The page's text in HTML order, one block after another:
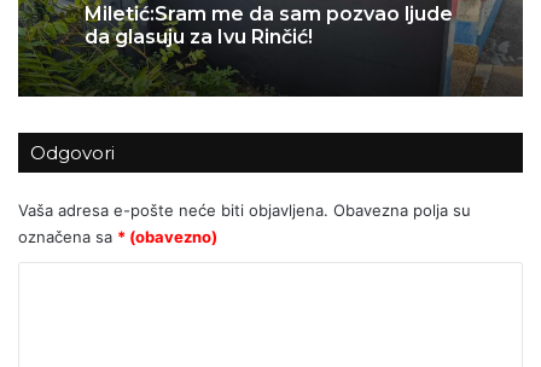
3 tjedna ago
Miletić:Sram me da sam pozvao ljude
da glasuju za Ivu Rinčić!
Za Sedlarov ‘Vukovar’ nula, a ‘Svadbi’
stotine tisuća eura?
Odgovori
Vaša adresa e-pošte neće biti objavljena. Obavezna polja su
označena sa * (obavezno)